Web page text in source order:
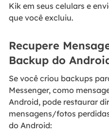
Kik em seus celulars e
que você excluiu.
Recupere
Backup do
Se você criou backups
Messenger, como
Android, pode restaurar
mensagens/fotos
do Android: